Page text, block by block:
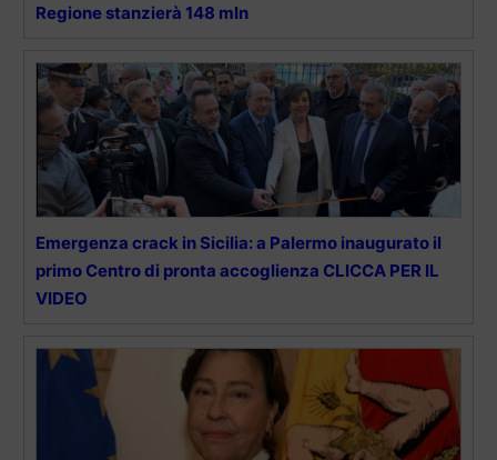
Regione stanzierà 148 mln
Emergenza crack in Sicilia: a Palermo inaugurato il
primo Centro di pronta accoglienza CLICCA PER IL
VIDEO